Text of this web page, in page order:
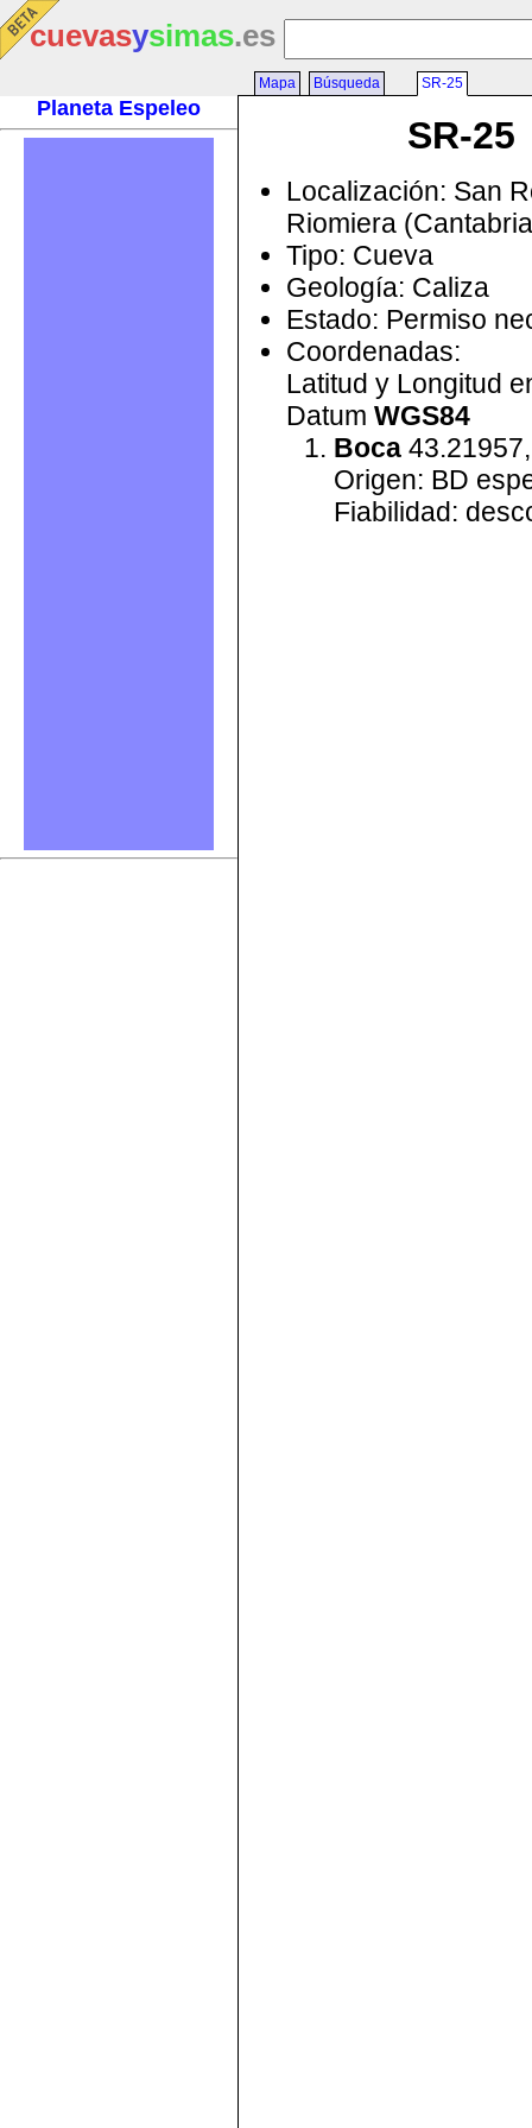
cuevasysimas.es
Planeta Espeleo
Mapa Búsqueda SR-25
SR-25
Localización: San
Riomiera
Tipo: Cueva
Geología: Caliza
Estado: Permiso
Coordenadas:
Latitud y Longitud
Datum WGS84
Boca
Origen: BD
Fiabilidad: